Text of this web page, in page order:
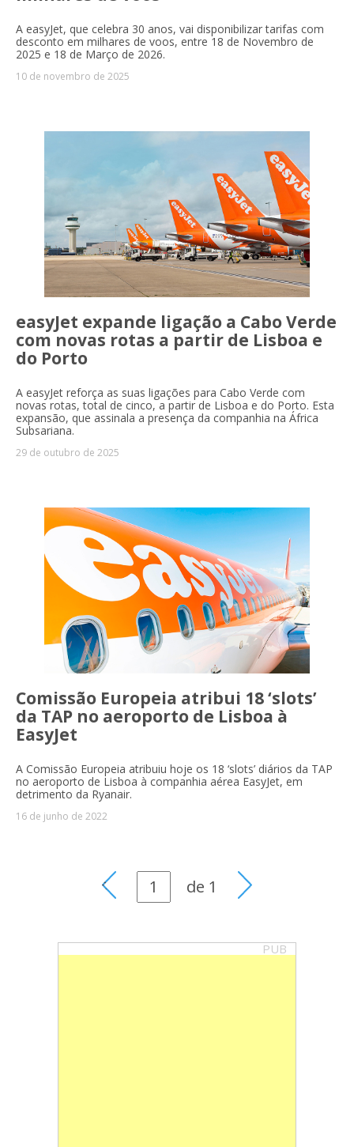
A easyJet, que celebra 30 anos, vai disponibilizar tarifas com
desconto em milhares de voos, entre 18 de Novembro de
2025 e 18 de Março de 2026.
10 de novembro de 2025
easyJet expande ligação a Cabo Verde
com novas rotas a partir de Lisboa e
do Porto
A easyJet reforça as suas ligações para Cabo Verde com
novas rotas, total de cinco, a partir de Lisboa e do Porto. Esta
expansão, que assinala a presença da companhia na África
Subsariana.
29 de outubro de 2025
Comissão Europeia atribui 18 ‘slots’
da TAP no aeroporto de Lisboa à
EasyJet
A Comissão Europeia atribuiu hoje os 18 ‘slots’ diários da TAP
no aeroporto de Lisboa à companhia aérea EasyJet, em
detrimento da Ryanair.
16 de junho de 2022
de 1
PUB